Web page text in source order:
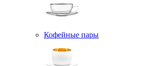
Кофейные пары